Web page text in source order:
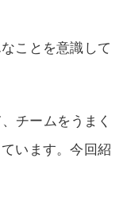
ことを意識して
チームをうまく
います。今回紹